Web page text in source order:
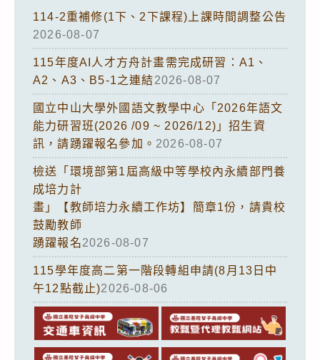
114-2重補修(1下、2下課程)上課時間調整公告
2026-08-07
115年度AI人才方舟計畫需完成研習：A1、
A2、A3、B5-1之連結2026-08-07
國立中山大學外國語文教學中心「2026年語文
能力研習班(2026 /09 ~ 2026/12)」招生資
訊，請踴躍報名參加。 2026-08-07
檢送「環境部第1屆高級中等學校內永續部門養
成培力計
畫」【教師培力永續工作坊】簡章1份，請貴校
鼓勵教師
踴躍報名2026-08-07
115學年度高二第一階段轉組申請(8月13日中
午12點截止)2026-08-06